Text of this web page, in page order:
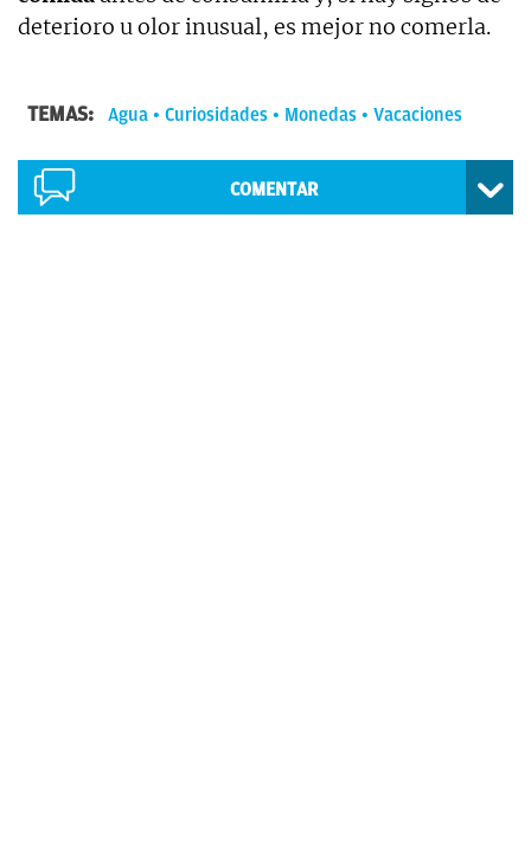
deterioro u olor inusual, es mejor no comerla.
TEMAS: Agua Curiosidades Monedas Vacaciones
COMENTAR